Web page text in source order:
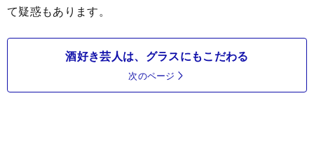
て疑惑もあります。
酒好き芸人は、グラスにもこだわる
次のページ